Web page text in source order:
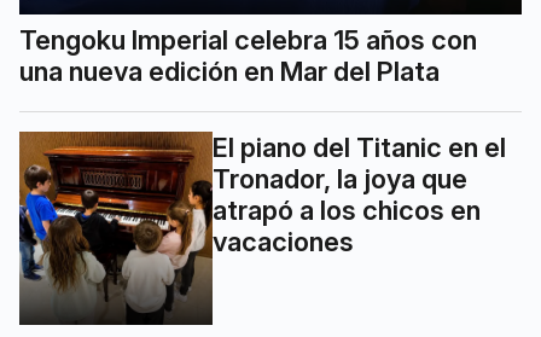
Tengoku Imperial celebra 15 años con
una nueva edición en Mar del Plata
El piano del Titanic en el
Tronador, la joya que
atrapó a los chicos en
vacaciones